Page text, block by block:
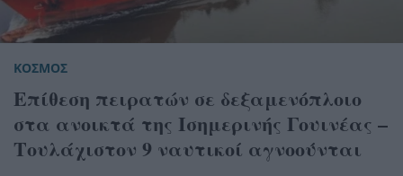
ΚΟΣΜΟΣ
Επίθεση πειρατών σε δεξαμενόπλοιο
στα ανοικτά της Ισημερινής Γουινέας –
Τουλάχιστον 9 ναυτικοί αγνοούνται